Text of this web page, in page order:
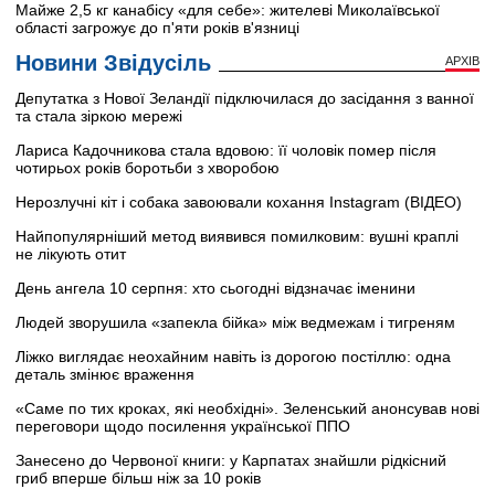
Майже 2,5 кг канабісу «для себе»: жителеві Миколаївської
області загрожує до п'яти років в'язниці
Новини Звідусіль АРХІВ
Депутатка з Нової Зеландії підключилася до засідання з ванної
та стала зіркою мережі
Лариса Кадочникова стала вдовою: її чоловік помер після
чотирьох років боротьби з хворобою
Нерозлучні кіт і собака завоювали кохання Instagram (ВІДЕО)
Найпопулярніший метод виявився помилковим: вушні краплі
не лікують отит
День ангела 10 серпня: хто сьогодні відзначає іменини
Людей зворушила «запекла бійка» між ведмежам і тигреням
Ліжко виглядає неохайним навіть із дорогою постіллю: одна
деталь змінює враження
«Саме по тих кроках, які необхідні». Зеленський анонсував нові
переговори щодо посилення української ППО
Занесено до Червоної книги: у Карпатах знайшли рідкісний
гриб вперше більш ніж за 10 років